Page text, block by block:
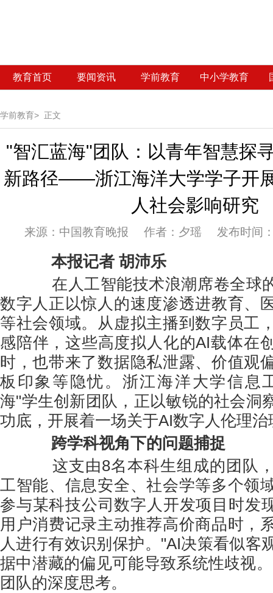
教育首页 要闻资讯 学前教育 中小学教育
学前教育> 正文
"智汇蓝海"团队：以青年智慧探
新路径——浙江海洋大学学子开
人社会影响研究
来源： 中国教育晚报 作者：夕瑶 发布时间
本报记者 胡沛乐
在人工智能技术浪潮席卷全球
数字人正以惊人的速度渗透进教育、
等社会领域。从虚拟主播到数字员工
感陪伴，这些高度拟人化的AI载体在
时，也带来了数据隐私泄露、价值观
板印象等隐忧。浙江海洋大学信息
海"学生创新团队，正以敏锐的社会洞
功底，开展着一场关于AI数字人伦理
跨学科视角下的问题捕捉
这支由8名本科生组成的团队，
工智能、信息安全、社会学等多个领
参与某科技公司数字人开发项目时发
用户消费记录主动推荐高价商品时，
人进行有效识别保护。"AI决策看似客
据中潜藏的偏见可能导致系统性歧视
团队的深度思考。